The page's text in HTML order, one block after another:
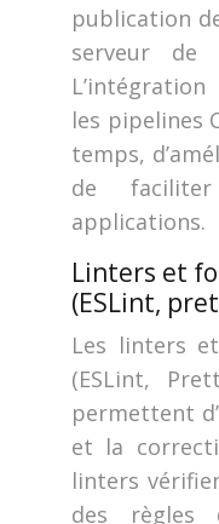
publication
serveur de
les pipelines
temps,
de
applications.
Linters et
(ESLint,
Les linters
(ESLint,
permettent
et la
linters
des règles